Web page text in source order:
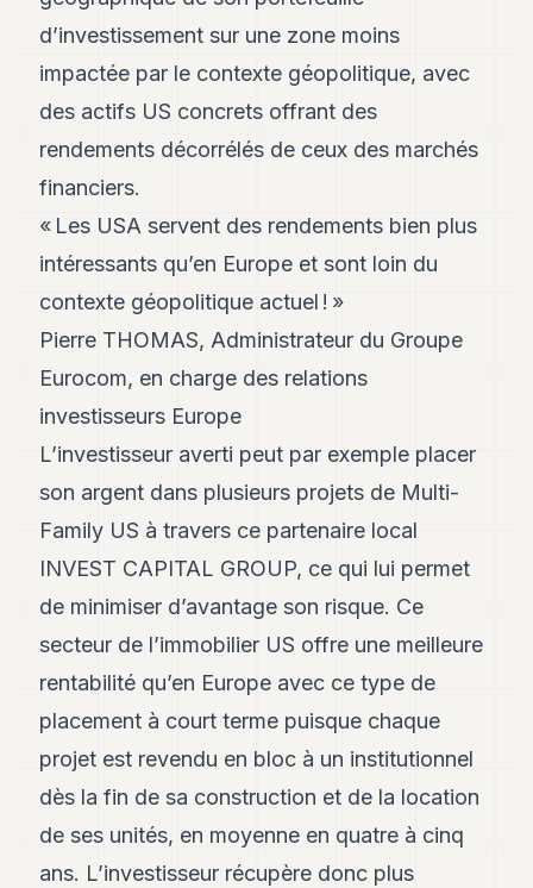
IMMOBILIER
PRIVATE
EQUITY
SPORT
JURIDIQUE
ASSOCIATIONS
CONTACT
d’investissement sur une zone moins
impactée par le contexte géopolitique, avec
des actifs US concrets offrant des
rendements décorrélés de ceux des marchés
financiers.
« Les USA servent des rendements bien plus
intéressants qu’en Europe et sont loin du
contexte géopolitique actuel ! »
Pierre THOMAS, Administrateur du Groupe
Eurocom, en charge des relations
investisseurs Europe
L’investisseur averti peut par exemple placer
son argent dans plusieurs projets de Multi-
Family US à travers ce partenaire local
INVEST CAPITAL GROUP, ce qui lui permet
de minimiser d’avantage son risque. Ce
secteur de l’immobilier US offre une meilleure
rentabilité qu’en Europe avec ce type de
placement à court terme puisque chaque
projet est revendu en bloc à un institutionnel
dès la fin de sa construction et de la location
de ses unités, en moyenne en quatre à cinq
ans. L’investisseur récupère donc plus